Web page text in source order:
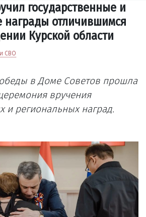
государственные и
награды отличившимся
Курской области
СВО
в Доме Советов прошла
вручения
и региональных наград.